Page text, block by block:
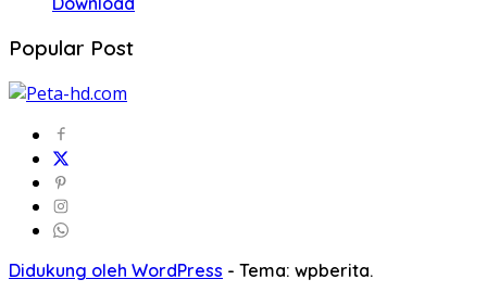
Popular Post
Didukung oleh WordPress - Tema: wpberita.